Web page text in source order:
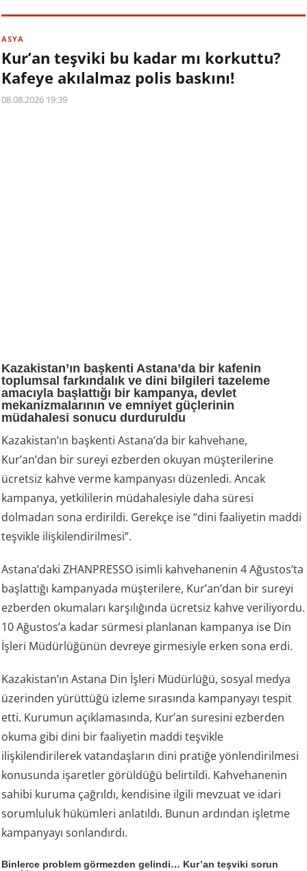
ASYA
Kur’an teşviki bu kadar mı korkuttu?
Kafeye akılalmaz polis baskını!
08.08.2026 19:39
Kazakistan’ın başkenti Astana’da bir kafenin
toplumsal farkındalık ve dini bilgileri tazeleme
amacıyla başlattığı bir kampanya, devlet
mekanizmalarının ve emniyet güçlerinin
müdahalesi sonucu durduruldu
Kazakistan’ın başkenti Astana’da bir kahvehane,
Kur’an’dan bir sureyi ezberden okuyan müşterilerine
ücretsiz kahve verme kampanyası düzenledi. Ancak
kampanya, yetkililerin müdahalesiyle daha süresi
dolmadan sona erdirildi. Gerekçe ise “dini faaliyetin maddi
teşvikle ilişkilendirilmesi”.
Astana’daki ZHANPRESSO isimli kahvehanenin 4 Ağustos’ta
başlattığı kampanyada müşterilere, Kur’an’dan bir sureyi
ezberden okumaları karşılığında ücretsiz kahve veriliyordu.
10 Ağustos’a kadar sürmesi planlanan kampanya ise Din
İşleri Müdürlüğünün devreye girmesiyle erken sona erdi.
Kazakistan’ın Astana Din İşleri Müdürlüğü, sosyal medya
üzerinden yürüttüğü izleme sırasında kampanyayı tespit
etti. Kurumun açıklamasında, Kur’an suresini ezberden
okuma gibi dini bir faaliyetin maddi teşvikle
ilişkilendirilerek vatandaşların dini pratiğe yönlendirilmesi
konusunda işaretler görüldüğü belirtildi. Kahvehanenin
sahibi kuruma çağrıldı, kendisine ilgili mevzuat ve idari
sorumluluk hükümleri anlatıldı. Bunun ardından işletme
kampanyayı sonlandırdı.
Binlerce problem görmezden gelindi… Kur’an teşviki sorun